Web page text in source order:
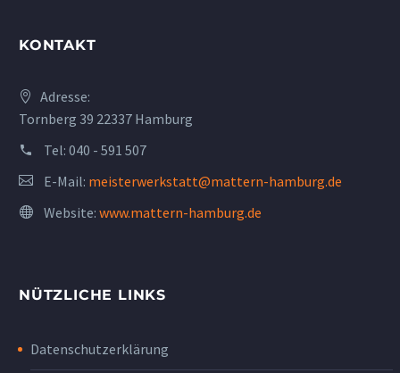
KONTAKT
Adresse:
Tornberg 39 22337 Hamburg
Tel: 040 - 591 507
E-Mail: meisterwerkstatt@mattern-hamburg.de
Website: www.mattern-hamburg.de
NÜTZLICHE LINKS
Datenschutzerklärung